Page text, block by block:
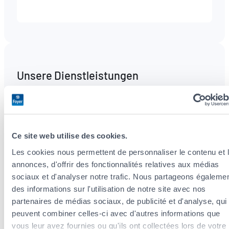
Ce site web utilise des cookies.
Les cookies nous permettent de personnaliser le contenu et
annonces, d'offrir des fonctionnalités relatives aux médias
sociaux et d'analyser notre trafic. Nous partageons
des informations sur l'utilisation de notre site avec nos
partenaires de médias sociaux, de publicité et d'analyse, qui
peuvent combiner celles-ci avec d'autres informations que
vous leur avez fournies ou qu'ils ont collectées lors de votre
Unsere Dienstleistungen
Steueroptimierung
zu Steuerabzügen im Rahmen Ihrer
Versicherungsprämien.
Vorsorge- und Vermögensversicherung